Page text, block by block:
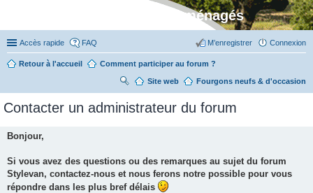
Stylevan - Vans aménagés
Accès rapide FAQ Connexion
M’enregistrer
Retour à l'accueil Comment participer au forum ?
Fourgons neufs & d'occasion
Site web
R
her
Contacter un administrateur du forum
Bonjour,
Si vous avez des questions ou des remarques au sujet du forum
Stylevan, contactez-nous et nous ferons notre possible pour vous
répondre dans les plus bref délais